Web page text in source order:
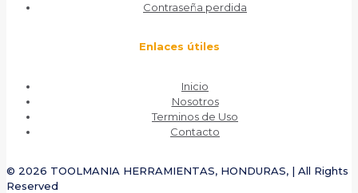
Contraseña perdida
Enlaces útiles
Inicio
Nosotros
Terminos de Uso
Contacto
© 2026 TOOLMANIA HERRAMIENTAS, HONDURAS, | All Rights
Reserved